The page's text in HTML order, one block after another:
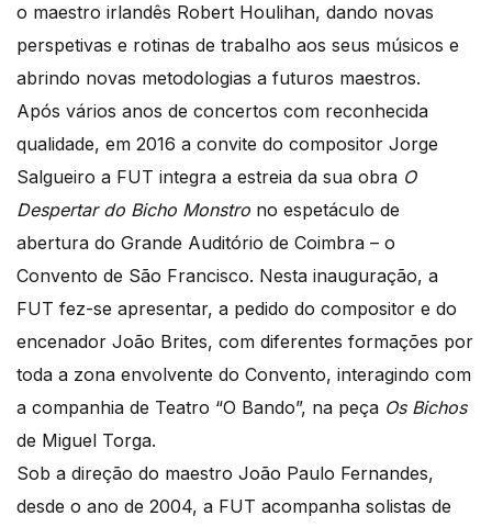
o maestro irlandês Robert Houlihan, dando novas
perspetivas e rotinas de trabalho aos seus músicos e
abrindo novas metodologias a futuros maestros.
Após vários anos de concertos com reconhecida
qualidade, em 2016 a convite do compositor Jorge
Salgueiro a FUT integra a estreia da sua obra O
Despertar do Bicho Monstro no espetáculo de
abertura do Grande Auditório de Coimbra – o
Convento de São Francisco. Nesta inauguração, a
FUT fez-se apresentar, a pedido do compositor e do
encenador João Brites, com diferentes formações por
toda a zona envolvente do Convento, interagindo com
a companhia de Teatro “O Bando”, na peça Os Bichos
de Miguel Torga.
Sob a direção do maestro João Paulo Fernandes,
desde o ano de 2004, a FUT acompanha solistas de